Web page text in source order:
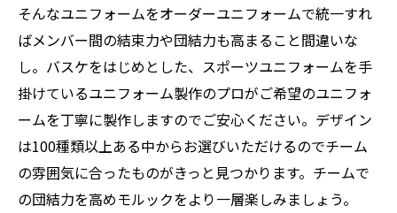
そんなユニフォームをオーダーユニフォームで統一すれ
ばメンバー間の結束力や団結力も高まること間違いな
し。バスケをはじめとした、スポーツユニフォームを手
掛けているユニフォーム製作のプロがご希望のユニフォ
ームを丁寧に製作しますのでご安心ください。デザイン
は100種類以上ある中からお選びいただけるのでチーム
の雰囲気に合ったものがきっと見つかります。チームで
の団結力を高めモルックをより一層楽しみましょう。